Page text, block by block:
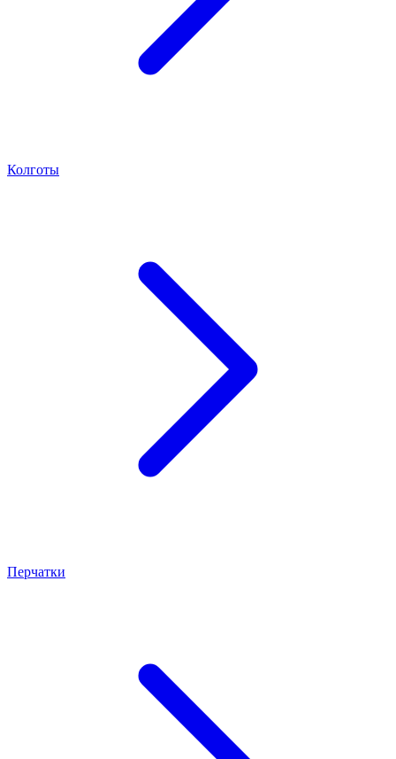
Колготы
Перчатки